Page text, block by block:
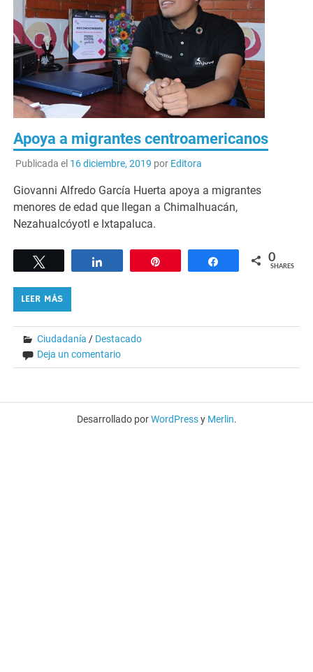
Apoya a migrantes centroamericanos
Publicada el 16 diciembre, 2019 por Editora
Giovanni Alfredo García Huerta apoya a migrantes
menores de edad que llegan a Chimalhuacán,
Nezahualcóyotl e Ixtapaluca.
Share 0
SHARES
LEER MÁS
Ciudadanía / Destacado
Deja un comentario
Desarrollado porWordPressy Merlin.